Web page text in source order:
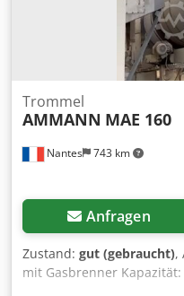
Nantes 743 km
Trommel
AMMANN MAE 160
Anfragen
Zustand: gut (gebraucht),
mit Gasbrenner